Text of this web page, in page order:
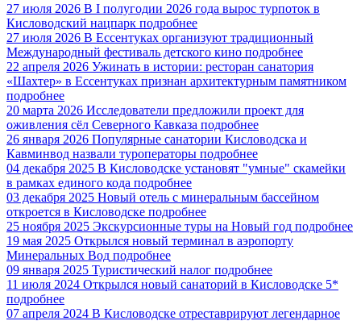
27 июля 2026 В I полугодии 2026 года вырос турпоток в
Кисловодский нацпарк подробнее
27 июля 2026 В Ессентуках организуют традиционный
Международный фестиваль детского кино подробнее
22 апреля 2026 Ужинать в истории: ресторан санатория
«Шахтер» в Ессентуках признан архитектурным памятником
подробнее
20 марта 2026 Исследователи предложили проект для
оживления сёл Северного Кавказа подробнее
26 января 2026 Популярные санатории Кисловодска и
Кавминвод назвали туроператоры подробнее
04 декабря 2025 В Кисловодске установят "умные" скамейки
в рамках единого кода подробнее
03 декабря 2025 Новый отель с минеральным бассейном
откроется в Кисловодске подробнее
25 ноября 2025 Экскурсионные туры на Новый год подробнее
19 мая 2025 Открылся новый терминал в аэропорту
Минеральных Вод подробнее
09 января 2025 Туристический налог подробнее
11 июля 2024 Открылся новый санаторий в Кисловодске 5*
подробнее
07 апреля 2024 В Кисловодске отреставрируют легендарное